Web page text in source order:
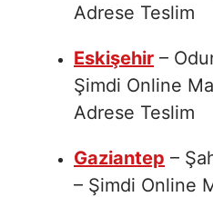
Adrese Teslim
Eskişehir –
Şimdi Online
Adrese Teslim
Gaziantep –
– Şimdi Online